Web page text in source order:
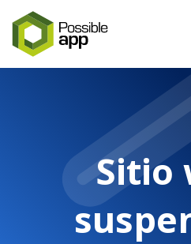
Sitio